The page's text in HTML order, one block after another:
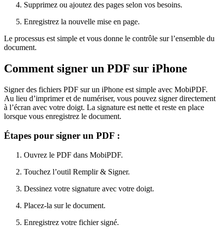
Supprimez ou ajoutez des pages selon vos besoins.
Enregistrez la nouvelle mise en page.
Le processus est simple et vous donne le contrôle sur l’ensemble du
document.
Comment signer un PDF sur iPhone
Signer des fichiers PDF sur un iPhone est simple avec MobiPDF.
Au lieu d’imprimer et de numériser, vous pouvez signer directement
à l’écran avec votre doigt. La signature est nette et reste en place
lorsque vous enregistrez le document.
Étapes pour signer un PDF :
Ouvrez le PDF dans MobiPDF.
Touchez l’outil Remplir & Signer.
Dessinez votre signature avec votre doigt.
Placez-la sur le document.
Enregistrez votre fichier signé.